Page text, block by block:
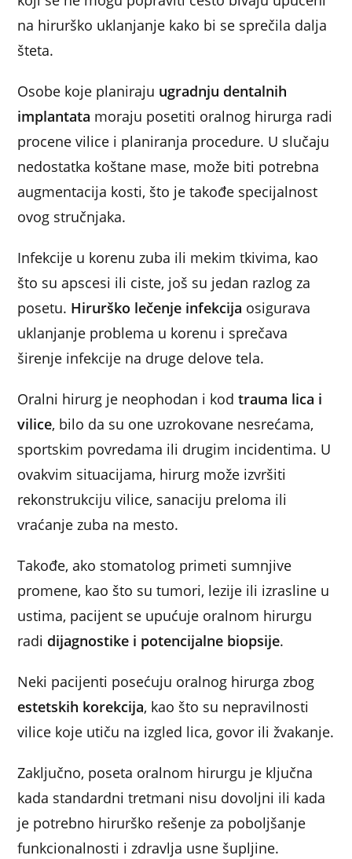
na hirurško uklanjanje kako bi se sprečila dalja
šteta.
Osobe koje planiraju ugradnju dentalnih
implantata moraju posetiti oralnog hirurga radi
procene vilice i planiranja procedure. U slučaju
nedostatka koštane mase, može biti potrebna
augmentacija kosti, što je takođe specijalnost
ovog stručnjaka.
Infekcije u korenu zuba ili mekim tkivima, kao
što su apscesi ili ciste, još su jedan razlog za
posetu. Hirurško lečenje infekcija osigurava
uklanjanje problema u korenu i sprečava
širenje infekcije na druge delove tela.
Oralni hirurg je neophodan i kodtrauma lica i
vilice, bilo da su one uzrokovane nesrećama,
sportskim povredama ili drugim incidentima. U
ovakvim situacijama, hirurg može izvršiti
rekonstrukciju vilice, sanaciju preloma ili
vraćanje zuba na mesto.
Takođe, ako stomatolog primeti sumnjive
promene, kao što su tumori, lezije ili izrasline u
ustima, pacijent se upućuje oralnom hirurgu
radi dijagnostike i potencijalne biopsije.
Neki pacijenti posećuju oralnog hirurga zbog
estetskih korekcija, kao što su nepravilnosti
vilice koje utiču na izgled lica, govor ili žvakanje.
Zaključno, poseta oralnom hirurgu je ključna
kada standardni tretmani nisu dovoljni ili kada
je potrebno hirurško rešenje za poboljšanje
funkcionalnosti i zdravlja usne šupljine.